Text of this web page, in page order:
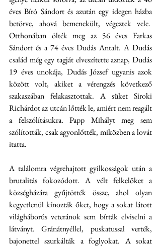
éves Bíró Sándort és azután egy idegen házba
betörve, ahová bemenekült, végeztek vele.
Otthonában ölték meg az 56 éves Farkas
Sándort és a 74 éves Dudás Antalt. A Dudás
család még egy tagját elveszítette aznap, Dudás
19 éves unokája, Dudás József ugyanis azok
között volt, akiket a vérengzés következő
szakaszában felakasztottak. A süket Siroki
Richárdot az utcán lőtték le, amiért nem reagált
a felszólításukra. Papp Mihályt meg sem
szólították, csak agyonlőtték, miközben a lovát
itatta.
A találomra végrehajtott gyilkosságok után a
brutalitás fokozódott. A vélt felkelőket a
községházára gyűjtötték össze, ahol olyan
kegyetlenül kínozták őket, hogy a sokat látott
világháborús veteránok sem bírták elviselni a
látványt. Gránátnyéllel, puskatussal verték,
bajonettel szurkálták a foglyokat. A sokat